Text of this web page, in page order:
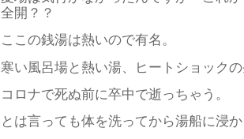
全開？？
ここの銭湯は熱いので有名。
寒い風呂場と熱い湯、ヒートショック
コロナで死ぬ前に卒中で逝っちゃう。
とは言っても体を洗ってから湯船に浸